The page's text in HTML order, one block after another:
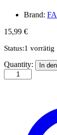
Brand:
15,99 €
Status:1 vorrätig
Auf
Erdbeerfeld
Quantity: In